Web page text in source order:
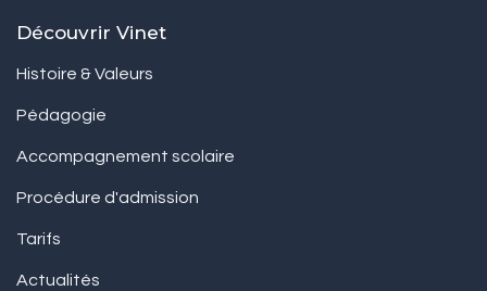
Découvrir Vinet
Histoire & Valeurs
Pédagogie
Accompagnement scolaire
Procédure d'admission
Tarifs
Actualités